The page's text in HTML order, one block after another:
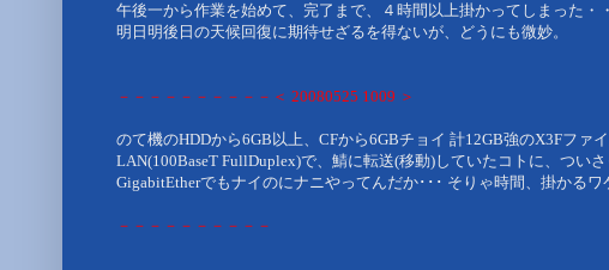
午後一から作業を始めて、完了まで、４時間以上掛かってしまった・
明日明後日の天候回復に期待せざるを得ないが、どうにも微妙。
－－－－－－－－－－＜ 20080525 1009 ＞
のて機のHDDから6GB以上、CFから6GBチョイ 計12GB強のX3Fファイ
LAN(100BaseT FullDuplex)で、 鯖に転送(移動)していたコトに、 つい
GigabitEtherでもナイのにナニやってんだか･･･ そりゃ時間、掛かるワ
－－－－－－－－－－